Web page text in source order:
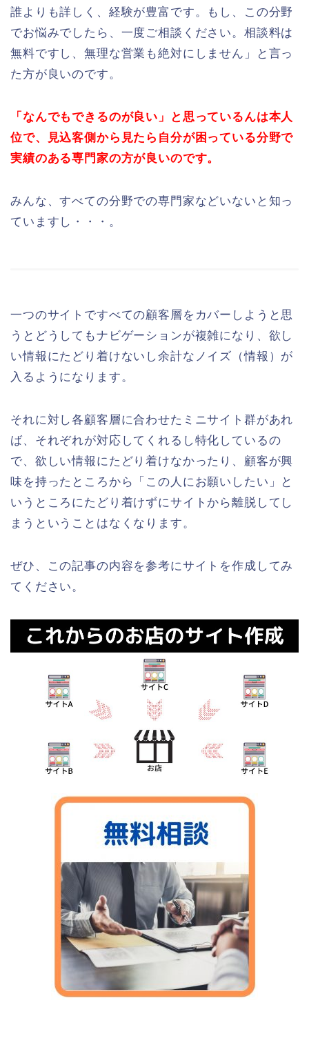
誰よりも詳しく、経験が豊富です。もし、この分野
でお悩みでしたら、一度ご相談ください。相談料は
無料ですし、無理な営業も絶対にしません」と言っ
た方が良いのです。
「なんでもできるのが良い」と思っているんは本人
位で、見込客側から見たら自分が困っている分野で
実績のある専門家の方が良いのです。
みんな、すべての分野での専門家などいないと知っ
ていますし・・・。
一つのサイトですべての顧客層をカバーしようと思
うとどうしてもナビゲーションが複雑になり、欲し
い情報にたどり着けないし余計なノイズ（情報）が
入るようになります。
それに対し各顧客層に合わせたミニサイト群があれ
ば、それぞれが対応してくれるし特化しているの
で、欲しい情報にたどり着けなかったり、顧客が興
味を持ったところから「この人にお願いしたい」と
いうところにたどり着けずにサイトから離脱してし
まうということはなくなります。
ぜひ、この記事の内容を参考にサイトを作成してみ
てください。